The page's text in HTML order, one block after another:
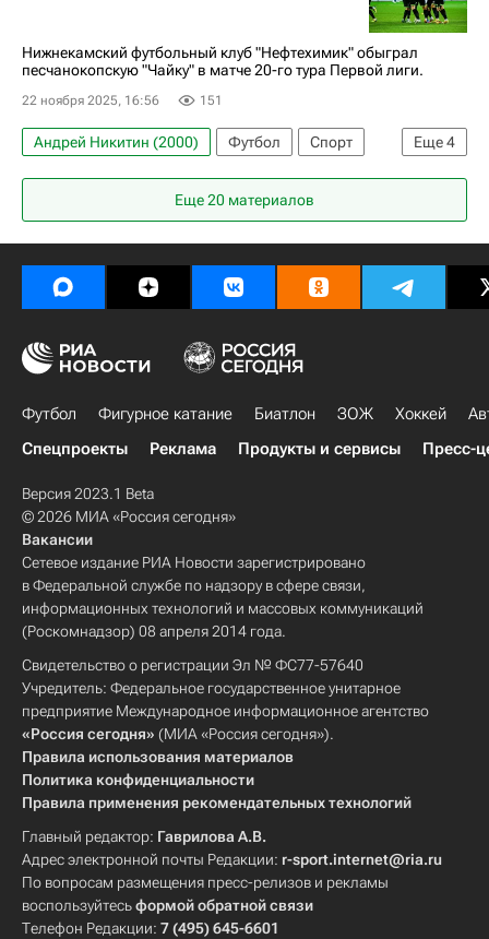
Нижнекамский футбольный клуб "Нефтехимик" обыграл
песчанокопскую "Чайку" в матче 20-го тура Первой лиги.
22 ноября 2025, 16:56 151
Еще4
Андрей Никитин (2000) Футбол
Спорт
Иван Бобер
Нефтехимик
Первая лига
Чайка (Песчанокопское)
Еще 20 материалов
Футбол Фигурное катание Биатлон ЗОЖ Хоккей
Спецпроекты
Реклама Продукты и сервисы Пресс-
Версия 2023.1 Beta
© 2026 МИА «Россия сегодня»
Вакансии
Сетевое издание РИА Новости зарегистрировано
в Федеральной службе по надзору в сфере связи,
информационных технологий и массовых коммуникаций
(Роскомнадзор) 08 апреля 2014 года.
Свидетельство о регистрации Эл № ФС77-57640
Учредитель: Федеральное государственное унитарное
предприятие Международное информационное агентство
«Россия сегодня» (МИА «Россия сегодня»).
Правила использования материалов
Политика конфиденциальности
Правила применения рекомендательных технологий
Главный редактор: Гаврилова А.В.
Адрес электронной почты Редакции: r-sport.internet@ria.ru
По вопросам размещения пресс-релизов и рекламы
воспользуйтесьформой обратной связи
Телефон Редакции: 7 (495) 645-6601